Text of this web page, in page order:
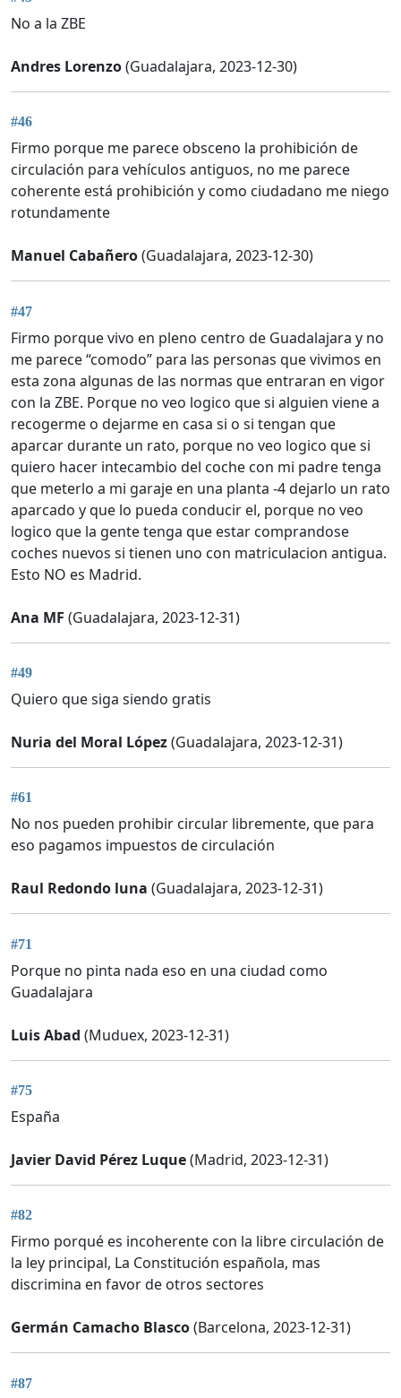
No a la ZBE
Andres Lorenzo(Guadalajara, 2023-12-30)
#46
Firmo porque me parece obsceno la prohibición de
circulación para vehículos antiguos, no me parece
coherente está prohibición y como ciudadano me niego
rotundamente
Manuel Cabañero(Guadalajara, 2023-12-30)
#47
Firmo porque vivo en pleno centro de Guadalajara y no
me parece “comodo” para las personas que vivimos en
esta zona algunas de las normas que entraran en vigor
con la ZBE. Porque no veo logico que si alguien viene a
recogerme o dejarme en casa si o si tengan que
aparcar durante un rato, porque no veo logico que si
quiero hacer intecambio del coche con mi padre tenga
que meterlo a mi garaje en una planta -4 dejarlo un rato
aparcado y que lo pueda conducir el, porque no veo
logico que la gente tenga que estar comprandose
coches nuevos si tienen uno con matriculacion antigua.
Esto NO es Madrid.
Ana MF (Guadalajara, 2023-12-31)
#49
Quiero que siga siendo gratis
Nuria del Moral López(Guadalajara, 2023-12-31)
#61
No nos pueden prohibir circular libremente, que para
eso pagamos impuestos de circulación
Raul Redondo luna (Guadalajara, 2023-12-31)
#71
Porque no pinta nada eso en una ciudad como
Guadalajara
Luis Abad (Muduex, 2023-12-31)
#75
España
Javier David Pérez Luque(Madrid, 2023-12-31)
#82
Firmo porqué es incoherente con la libre circulación de
la ley principal, La Constitución española, mas
discrimina en favor de otros sectores
Germán Camacho Blasco(Barcelona, 2023-12-31)
#87